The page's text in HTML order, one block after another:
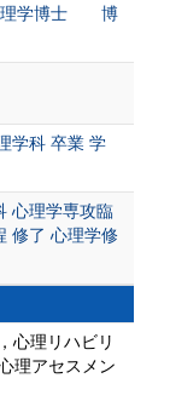
理学博士 博
学科 卒業 学
心理学専攻臨
修了 心理学修
心理リハビリ
理アセスメン